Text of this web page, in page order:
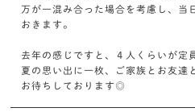
万が一混み合った場合を考慮し、当
おきます。
去年の感じですと、４人くらいが定
夏の思い出に一枚、ご家族とお友達
お待ちしております◎